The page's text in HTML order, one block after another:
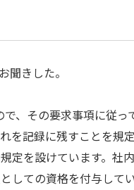
きした。
、その要求事項に従
を記録に残すことを規
定を設けています。社
しての資格を付与して